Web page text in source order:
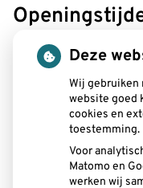
Maandag:
Woensdag:
Donderdag:
Deze
Wij gebruiken
website goed
cookies en
toestemming.
Voor
Matomo en
werken wij